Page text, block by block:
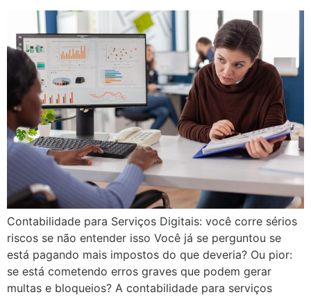
Contabilidade para Serviços Digitais: você corre sérios
riscos se não entender isso Você já se perguntou se
está pagando mais impostos do que deveria? Ou pior:
se está cometendo erros graves que podem gerar
multas e bloqueios? A contabilidade para serviços